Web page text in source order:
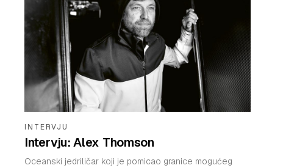
INTERVJU
Intervju: Alex Thomson
Oceanski jedriličar koji je pomicao granice mogućeg